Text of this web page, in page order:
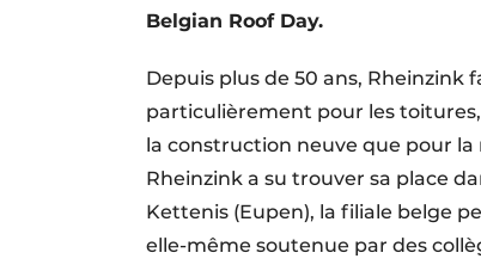
Belgian Roof Day.
Depuis plus de 50 ans,
particu­lièrement pour les
la construction neuve que pour la
Rheinzink a su trouver sa place
Kettenis (Eupen), la filiale belge
elle-même soutenue par des